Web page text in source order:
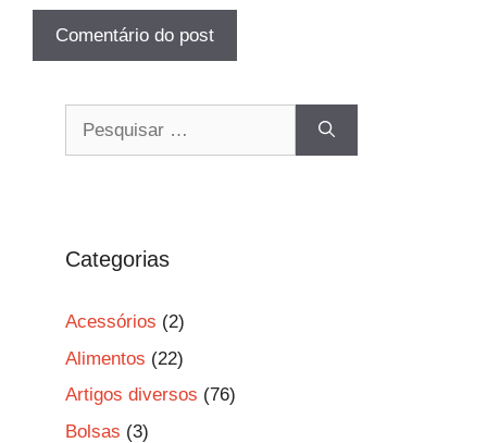
Categorias
Acessórios (2)
Alimentos (22)
Artigos diversos (76)
Bolsas (3)